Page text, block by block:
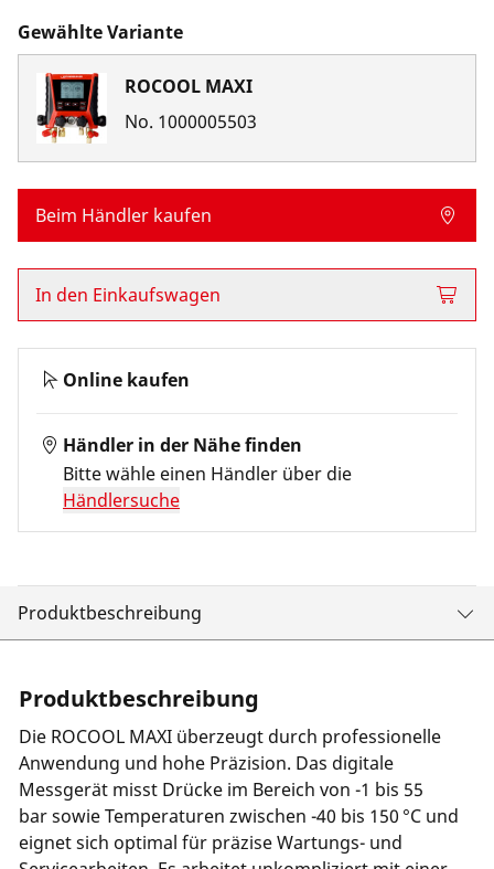
Gewählte Variante
ROCOOL MAXI
No. 1000005503
Beim Händler kaufen
In den Einkaufswagen
Online kaufen
Händler in der Nähe finden
Bitte wähle einen Händler über die
Händlersuche
Produktbeschreibung
Produktbeschreibung
Die ROCOOL MAXI überzeugt durch professionelle
Anwendung und hohe Präzision. Das digitale
Messgerät misst Drücke im Bereich von -1 bis 55
bar sowie Temperaturen zwischen -40 bis 150 °C und
eignet sich optimal für präzise Wartungs- und